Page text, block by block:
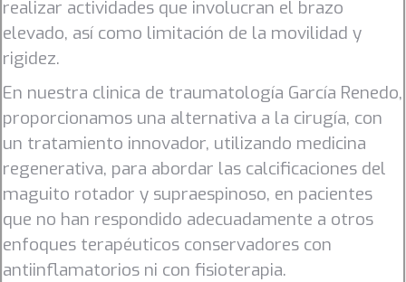
realizar actividades que involucran el brazo
elevado, así como limitación de la movilidad y
rigidez.
En nuestra clinica de traumatología García Renedo,
proporcionamos una alternativa a la cirugía, con
un tratamiento innovador, utilizando medicina
regenerativa, para abordar las calcificaciones del
maguito rotador y supraespinoso, en pacientes
que no han respondido adecuadamente a otros
enfoques terapéuticos conservadores con
antiinflamatorios ni con fisioterapia.